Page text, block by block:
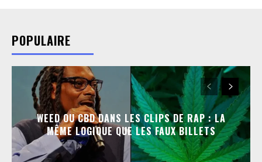
POPULAIRE
WEED OU CBD DANS LES CLIPS DE RAP : LA
MÊME LOGIQUE QUE LES FAUX BILLETS